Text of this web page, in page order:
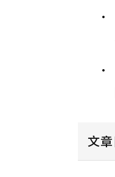
文